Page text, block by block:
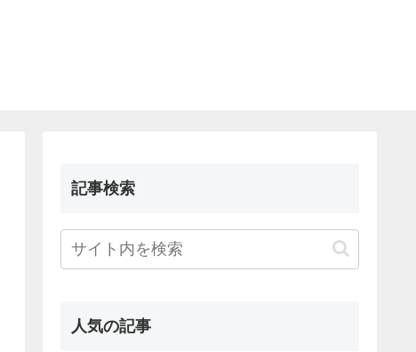
記事検索
人気の記事